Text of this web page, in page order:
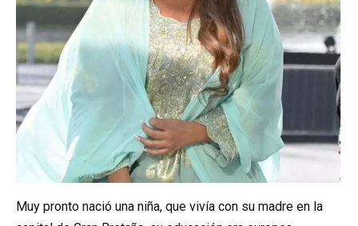
Muy pronto nació una niña, que vivía con su madre en la